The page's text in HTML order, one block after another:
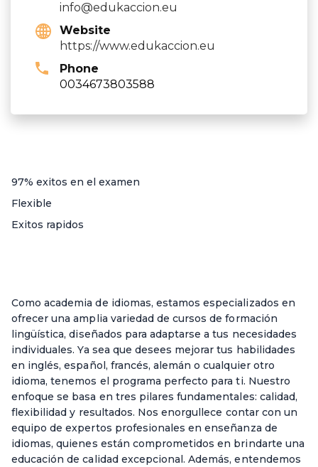
info@edukaccion.eu
Website
https://www.edukaccion.eu
Phone
0034673803588
97% exitos en el examen
Flexible
Exitos rapidos
Como academia de idiomas, estamos especializados en
ofrecer una amplia variedad de cursos de formación
lingüística, diseñados para adaptarse a tus necesidades
individuales. Ya sea que desees mejorar tus habilidades
en inglés, español, francés, alemán o cualquier otro
idioma, tenemos el programa perfecto para ti. Nuestro
enfoque se basa en tres pilares fundamentales: calidad,
flexibilidad y resultados. Nos enorgullece contar con un
equipo de expertos profesionales en enseñanza de
idiomas, quienes están comprometidos en brindarte una
educación de calidad excepcional. Además, entendemos